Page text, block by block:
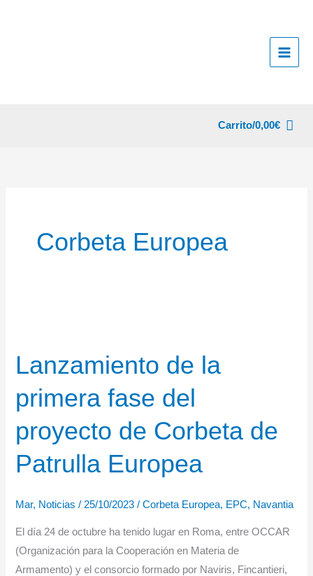
Carrito/0,00€
Corbeta Europea
Lanzamiento de la
primera fase del
proyecto de Corbeta de
Patrulla Europea
Mar, Noticias / 25/10/2023/Corbeta Europea, EPC, Navantia
El día 24 de octubre ha tenido lugar en Roma, entre OCCAR
(Organización para la Cooperación en Materia de
Armamento) y el consorcio formado por Naviris, Fincantieri,